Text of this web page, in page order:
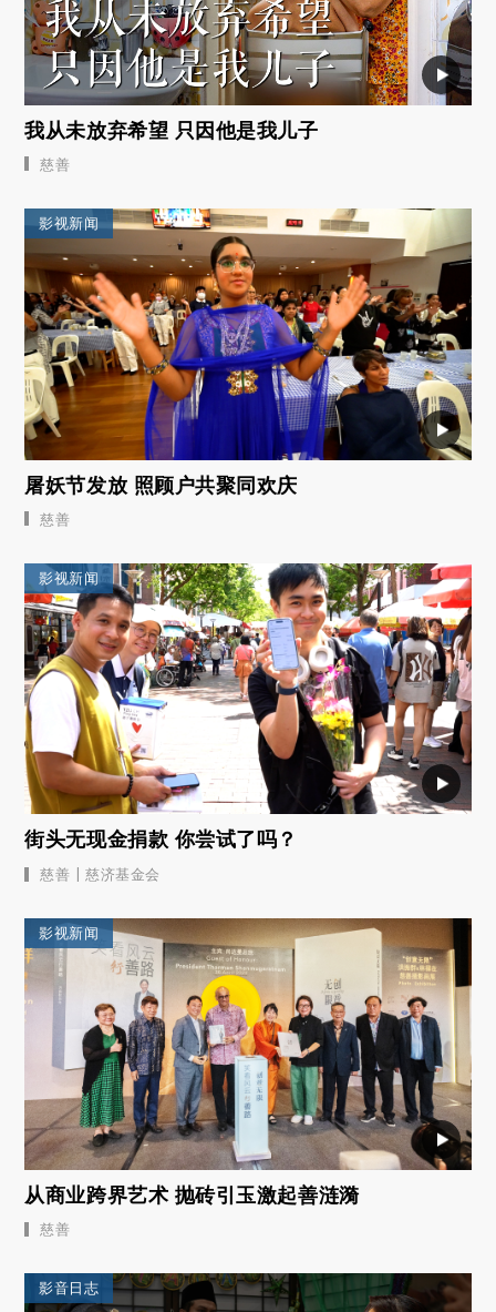
我从未放弃希望 只因他是我儿子
慈善
影视新闻
屠妖节发放 照顾户共聚同欢庆
慈善
影视新闻
街头无现金捐款 你尝试了吗？
慈善 | 慈济基金会
影视新闻
从商业跨界艺术 抛砖引玉激起善涟漪
慈善
影音日志